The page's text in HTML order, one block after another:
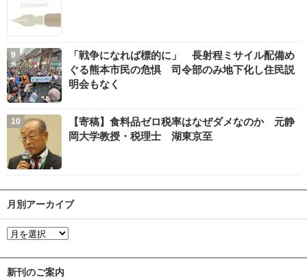
「戦争になれば標的に」 長射程ミサイル配備め
ぐる熊本市民の危惧 司令部のみ地下化し住民説
明会もなく
【寄稿】食料品ゼロ税率はなぜダメなのか 元静
岡大学教授・税理士 湖東京至
月別アーカイブ
新刊のご案内